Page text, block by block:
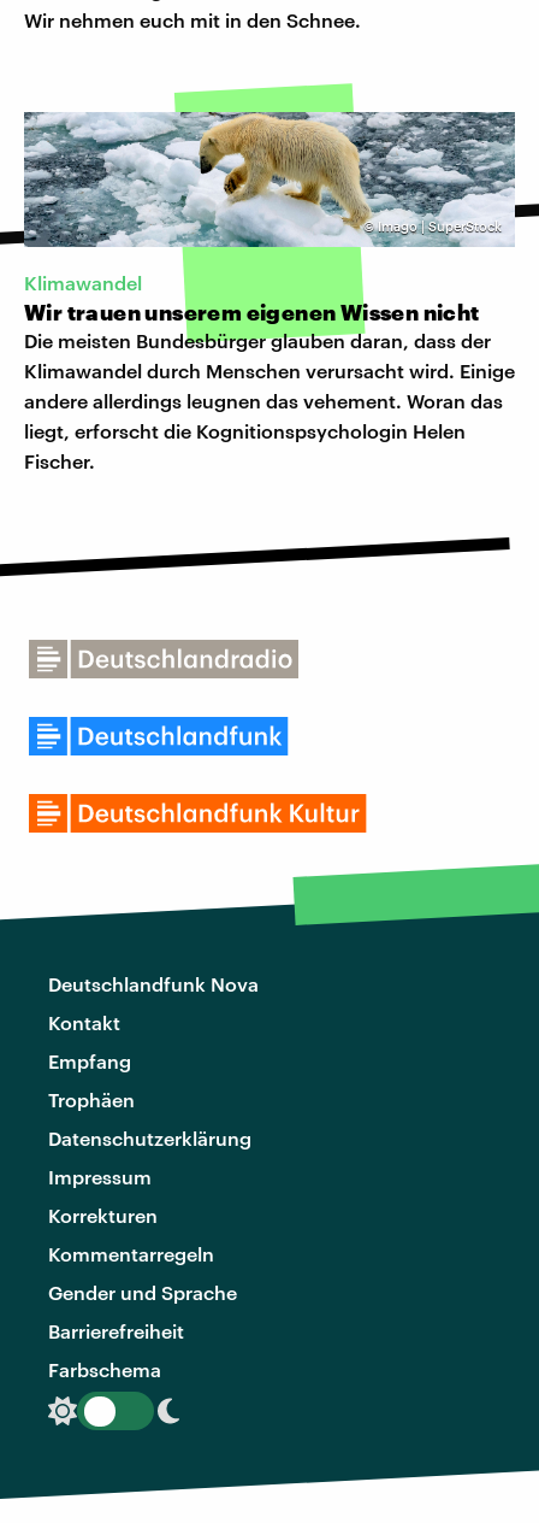
Wir nehmen euch mit in den Schnee.
©Imago | SuperStock
Klimawandel
Wir trauen unserem eigenen Wissen nicht
Die meisten Bundesbürger glauben daran, dass der
Klimawandel durch Menschen verursacht wird. Einige
andere allerdings leugnen das vehement. Woran das
liegt, erforscht die Kognitionspsychologin Helen
Fischer.
Deutschlandfunk Nova
Kontakt
Empfang
Trophäen
Datenschutzerklärung
Impressum
Korrekturen
Kommentarregeln
Gender und Sprache
Barrierefreiheit
Farbschema